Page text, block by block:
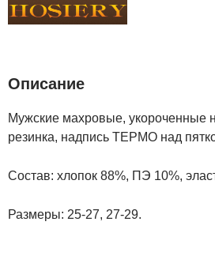
Описание
Мужские махровые, укороченные
резинка, надпись ТЕРМО над
Состав: хлопок 88%, ПЭ 10%,
Размеры: 25-27, 27-29.